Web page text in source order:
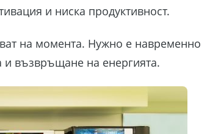
и ниска продуктивност.
на момента. Нужно е навременно
и възвръщане на енергията.